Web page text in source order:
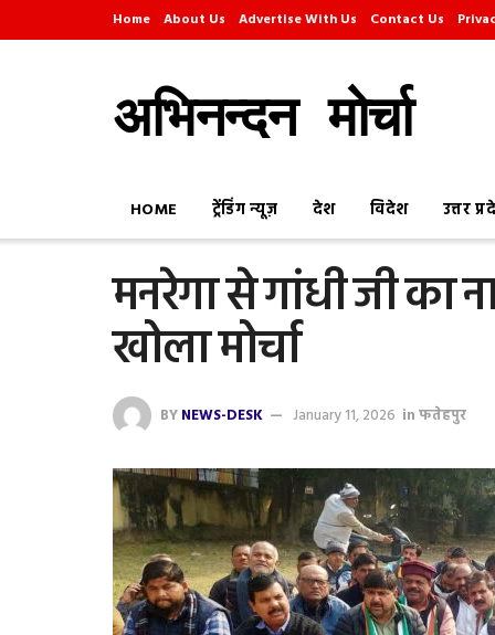
Home About Us Advertise With Us Contact Us
अभिनन्दन मोर्चा
HOME ट्रेंडिंग न्यूज़ देश विदेश उत्तर
मनरेगा से गांधी जी का
खोला मोर्चा
BYNEWS-DESK January 11, 2026 inफतेहपुर